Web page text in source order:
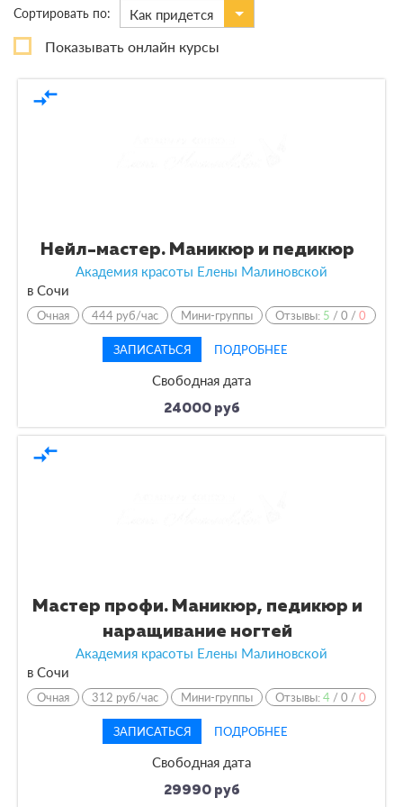
Сортировать по: Как придется
Показывать онлайн курсы
compare_arrows
Нейл-мастер. Маникюр и педикюр
Академия красоты Елены Малиновской
в Сочи
Очная 444 руб/час Мини-группы Отзывы: 5 /0 /0
ЗАПИСАТЬСЯ ПОДРОБНЕЕ
Свободная дата
24000 руб
compare_arrows
Мастер профи. Маникюр, педикюр и
наращивание ногтей
Академия красоты Елены Малиновской
в Сочи
Очная 312 руб/час Мини-группы Отзывы:4 /0 /0
ЗАПИСАТЬСЯ ПОДРОБНЕЕ
Свободная дата
29990 руб
По оплате
По языку обучения